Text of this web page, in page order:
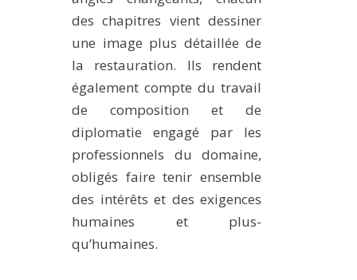
des chapitres vient dessiner
une image plus détaillée de
la restauration. Ils rendent
également compte du travail
de composition et de
diplomatie engagé par les
professionnels du domaine,
obligés faire tenir ensemble
des intérêts et des exigences
humaines et plus-
qu’humaines.